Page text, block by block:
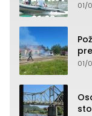
01/
01/